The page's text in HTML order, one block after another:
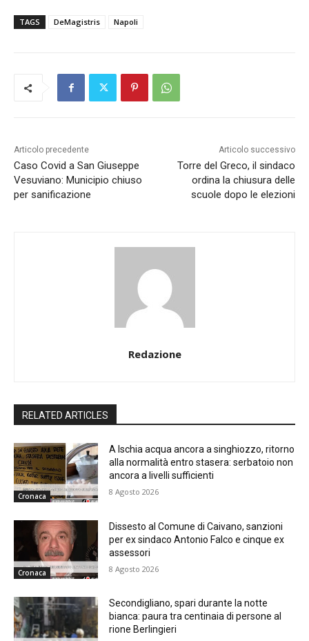
TAGS DeMagistris Napoli
Articolo precedente
Caso Covid a San Giuseppe
Vesuviano: Municipio chiuso
per sanificazione
Articolo successivo
Torre del Greco, il sindaco
ordina la chiusura delle
scuole dopo le elezioni
Redazione
RELATED ARTICLES
Cronaca
A Ischia acqua ancora a singhiozzo, ritorno
alla normalità entro stasera: serbatoio non
ancora a livelli sufficienti
8 Agosto 2026
Cronaca
Dissesto al Comune di Caivano, sanzioni
per ex sindaco Antonio Falco e cinque ex
assessori
8 Agosto 2026
Secondigliano, spari durante la notte
bianca: paura tra centinaia di persone al
rione Berlingieri